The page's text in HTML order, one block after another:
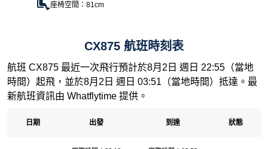
座椅空間：81cm
CX875 航班時刻表
航班 CX875 最近一次飛行預計於8月2日 週日 22:55（當地
時間）起飛，並於8月2日 週日 03:51（當地時間）抵達。最
新航班資訊由 Whatflytime 提供。
日期 出發 到達 狀態